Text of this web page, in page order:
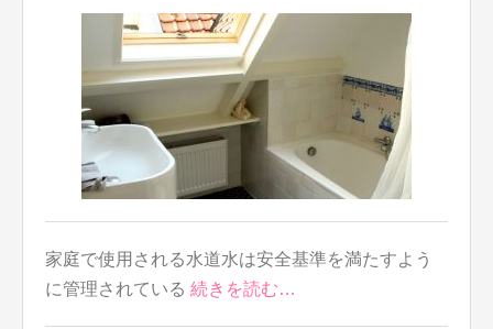
家庭で使用される水道水は安全基準を満たすよう
に管理されている 続きを読む…